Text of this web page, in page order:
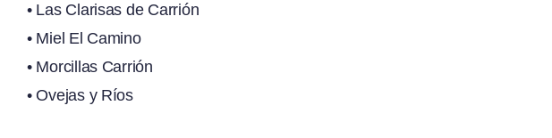
• Las Clarisas de Carrión
• Miel El Camino
• Morcillas Carrión
• Ovejas y Ríos